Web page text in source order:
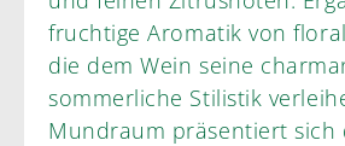
fruchtige Aromatik von
die dem Wein seine
sommerliche Stilistik
Mundraum präsentiert sich